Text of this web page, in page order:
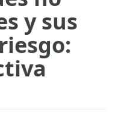
y sus